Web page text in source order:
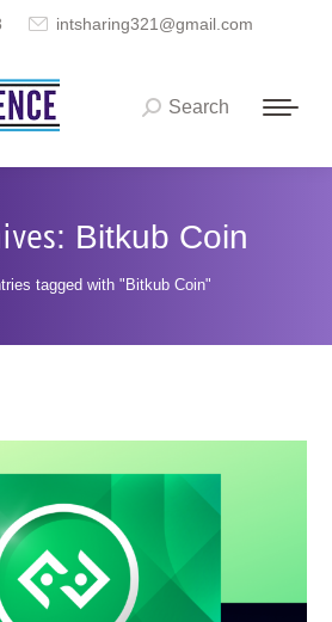
intsharing321@gmail.com
Search:
Search
Bitkub Coin
tagged with "Bitkub Coin"